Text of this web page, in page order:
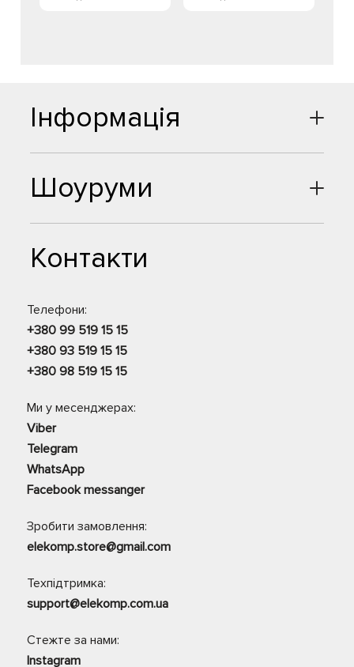
Шоуруми
Контакти
Телефони:
+380 99 519 15 15
+380 93 519 15 15
+380 98 519 15 15
Ми у месенджерах:
Viber
Telegram
WhatsApp
Facebook messanger
Зробити замовлення:
elekomp.store@gmail.com
Техпідтримка:
support@elekomp.com.ua
Стежте за нами:
Instagram
Інформація